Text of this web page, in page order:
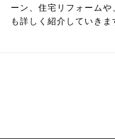
ーン、住宅リフォーム
も詳しく紹介していきま